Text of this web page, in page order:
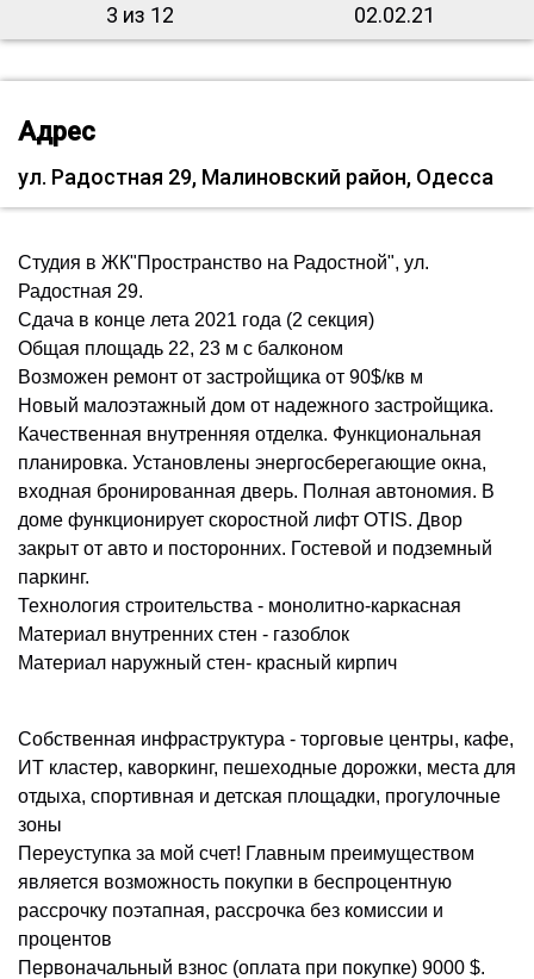
3 из 12 02.02.21
Адрес
ул. Радостная 29, Малиновский район, Одесса
Студия в ЖК"Пространство на Радостной", ул.
Радостная 29.
Сдача в конце лета 2021 года (2 секция)
Общая площадь 22, 23 м с балконом
Возможен ремонт от застройщика от 90$/кв м
Новый малоэтажный дом от надежного застройщика.
Качественная внутренняя отделка. Функциональная
планировка. Установлены энергосберегающие окна,
входная бронированная дверь. Полная автономия. В
доме функционирует скоростной лифт OTIS. Двор
закрыт от авто и посторонних. Гостевой и подземный
паркинг.
Технология строительства - монолитно-каркасная
Материал внутренних стен - газоблок
Материал наружный стен- красный кирпич
Собственная инфраструктура - торговые центры, кафе,
ИТ кластер, каворкинг, пешеходные дорожки, места для
отдыха, спортивная и детская площадки, прогулочные
зоны
Переуступка за мой счет! Главным преимуществом
является возможность покупки в беспроцентную
рассрочку поэтапная, рассрочка без комиссии и
процентов
Первоначальный взнос (оплата при покупке) 9000 $.